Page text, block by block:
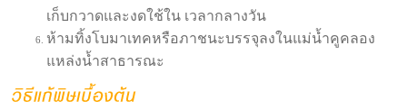
เก็บกวาดและงดใช้ใน เวลากลางวัน
ห้ามทิ้งโบมาเทคหรือภาชนะบรรจุลงในแม่น้ำคูคลอง
แหล่งน้ำสาธารณะ